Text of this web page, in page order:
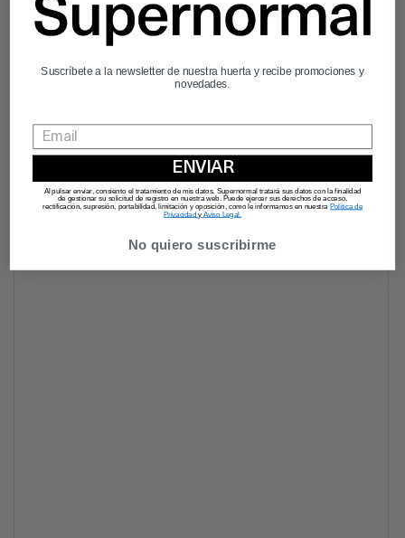
Suscríbete a la newsletter de nuestra huerta y recibe promociones y
novedades.
ENVIAR
Al pulsar enviar, consiento el tratamiento de mis datos. Supernormal tratará sus datos con la finalidad
de gestionar su solicitud de registro en nuestra web. Puede ejercer sus derechos de acceso,
rectificación, supresión, portabilidad, limitación y oposición, como le informamos en nuestra Política de
Privacidady Aviso Legal.
No quiero suscribirme